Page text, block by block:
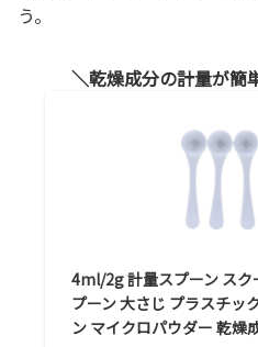
う。
乾燥成分の計量が簡
4ml/2g 計量スプーン スク
プーン 大さじ プラスチッ
ン マイクロパウダー 乾燥